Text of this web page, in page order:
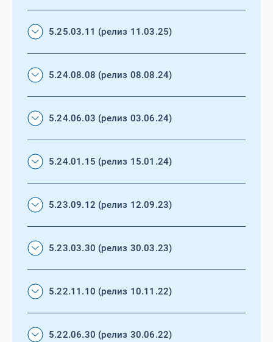
5.25.03.11 (релиз 11.03.25)
5.24.08.08 (релиз 08.08.24)
5.24.06.03 (релиз 03.06.24)
5.24.01.15 (релиз 15.01.24)
5.23.09.12 (релиз 12.09.23)
5.23.03.30 (релиз 30.03.23)
5.22.11.10 (релиз 10.11.22)
5.22.06.30 (релиз 30.06.22)